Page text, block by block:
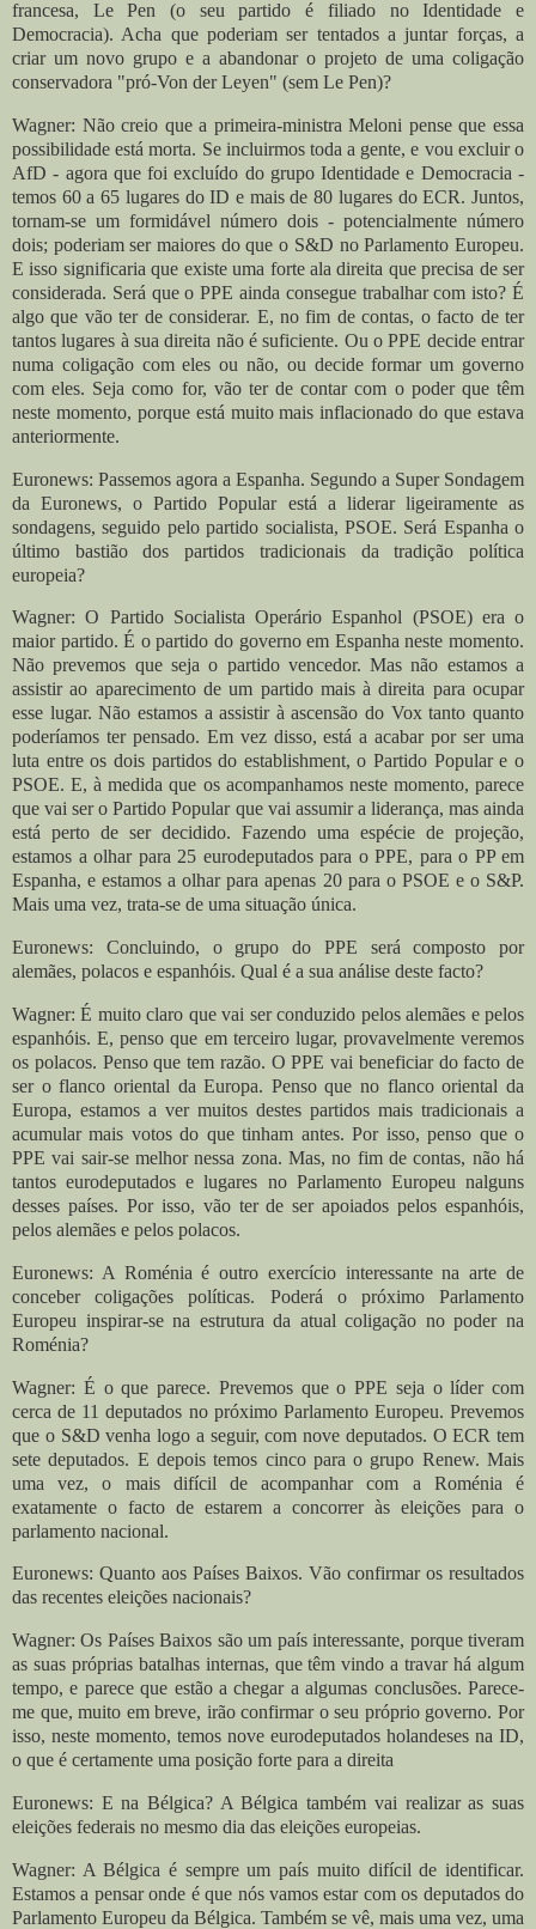
francesa, Le Pen (o seu partido é filiado no Identidade e
Democracia). Acha que poderiam ser tentados a juntar forças, a
criar um novo grupo e a abandonar o projeto de uma coligação
conservadora "pró-Von der Leyen" (sem Le Pen)?
Wagner: Não creio que a primeira-ministra Meloni pense que essa
possibilidade está morta. Se incluirmos toda a gente, e vou excluir o
AfD - agora que foi excluído do grupo Identidade e Democracia -
temos 60 a 65 lugares do ID e mais de 80 lugares do ECR. Juntos,
tornam-se um formidável número dois - potencialmente número
dois; poderiam ser maiores do que o S&D no Parlamento Europeu.
E isso significaria que existe uma forte ala direita que precisa de ser
considerada. Será que o PPE ainda consegue trabalhar com isto? É
algo que vão ter de considerar. E, no fim de contas, o facto de ter
tantos lugares à sua direita não é suficiente. Ou o PPE decide entrar
numa coligação com eles ou não, ou decide formar um governo
com eles. Seja como for, vão ter de contar com o poder que têm
neste momento, porque está muito mais inflacionado do que estava
anteriormente.
Euronews: Passemos agora a Espanha. Segundo a Super Sondagem
da Euronews, o Partido Popular está a liderar ligeiramente as
sondagens, seguido pelo partido socialista, PSOE. Será Espanha o
último bastião dos partidos tradicionais da tradição política
europeia?
Wagner: O Partido Socialista Operário Espanhol (PSOE) era o
maior partido. É o partido do governo em Espanha neste momento.
Não prevemos que seja o partido vencedor. Mas não estamos a
assistir ao aparecimento de um partido mais à direita para ocupar
esse lugar. Não estamos a assistir à ascensão do Vox tanto quanto
poderíamos ter pensado. Em vez disso, está a acabar por ser uma
luta entre os dois partidos do establishment, o Partido Popular e o
PSOE. E, à medida que os acompanhamos neste momento, parece
que vai ser o Partido Popular que vai assumir a liderança, mas ainda
está perto de ser decidido. Fazendo uma espécie de projeção,
estamos a olhar para 25 eurodeputados para o PPE, para o PP em
Espanha, e estamos a olhar para apenas 20 para o PSOE e o S&P.
Mais uma vez, trata-se de uma situação única.
Euronews:
Concluindo, o grupo do PPE será composto por
alemães, polacos e espanhóis. Qual é a sua análise deste facto?
Wagner: É muito claro que vai ser conduzido pelos alemães e pelos
espanhóis. E, penso que em terceiro lugar, provavelmente veremos
os polacos. Penso que tem razão. O PPE vai beneficiar do facto de
ser o flanco oriental da Europa. Penso que no flanco oriental da
Europa, estamos a ver muitos destes partidos mais tradicionais a
acumular mais votos do que tinham antes. Por isso, penso que o
PPE vai sair-se melhor nessa zona. Mas, no fim de contas, não há
tantos eurodeputados e lugares no Parlamento Europeu nalguns
desses países. Por isso, vão ter de ser apoiados pelos espanhóis,
pelos alemães e pelos polacos.
Euronews: A Roménia é outro exercício interessante na arte de
conceber coligações políticas. Poderá o próximo Parlamento
Europeu inspirar-se na estrutura da atual coligação no poder na
Roménia?
Wagner: É o que parece. Prevemos que o PPE seja o líder com
cerca de 11 deputados no próximo Parlamento Europeu. Prevemos
que o S&D venha logo a seguir, com nove deputados. O ECR tem
sete deputados. E depois temos cinco para o grupo Renew. Mais
uma vez, o mais difícil de acompanhar com a Roménia é
exatamente o facto de estarem a concorrer às eleições para o
parlamento nacional.
Euronews: Quanto aos Países Baixos. Vão confirmar os resultados
das recentes eleições nacionais?
Wagner: Os Países Baixos são um país interessante, porque tiveram
as suas próprias batalhas internas, que têm vindo a travar há algum
tempo, e parece que estão a chegar a algumas conclusões. Parece-
me que, muito em breve, irão confirmar o seu próprio governo. Por
isso, neste momento, temos nove eurodeputados holandeses na ID,
o que é certamente uma posição forte para a direita
Euronews: E na Bélgica? A Bélgica também vai realizar as suas
eleições federais no mesmo dia das eleições europeias.
Wagner: A Bélgica é sempre um país muito difícil de identificar.
Estamos a pensar onde é que nós vamos estar com os deputados do
Parlamento Europeu da Bélgica. Também se vê, mais uma vez, uma